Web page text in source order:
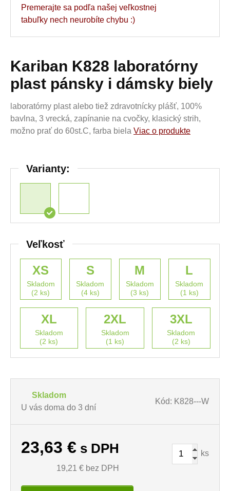
Kariban K828 laboratórny
plast pánsky i dámsky biely
laboratórny plast alebo tiež zdravotnícky plášť, 100%
bavlna, 3 vrecká, zapínanie na cvočky, klasický strih,
možno prať do 60st.C, farba biela Viac o produkte
Varianty:
Veľkosť
XS
Skladom
(2 ks)
S
Skladom
(4 ks)
M
Skladom
(3 ks)
L
Skladom
(1 ks)
XL
Skladom
(2 ks)
2XL
Skladom
(1 ks)
3XL
Skladom
(2 ks)
Skladom
U vás doma do 3 dní
Kód: K828---W
23,63 € s DPH
19,21 € bez DPH
ks
Premerajte sa podľa našej veľkostnej
tabuľky nech neurobíte chybu :)